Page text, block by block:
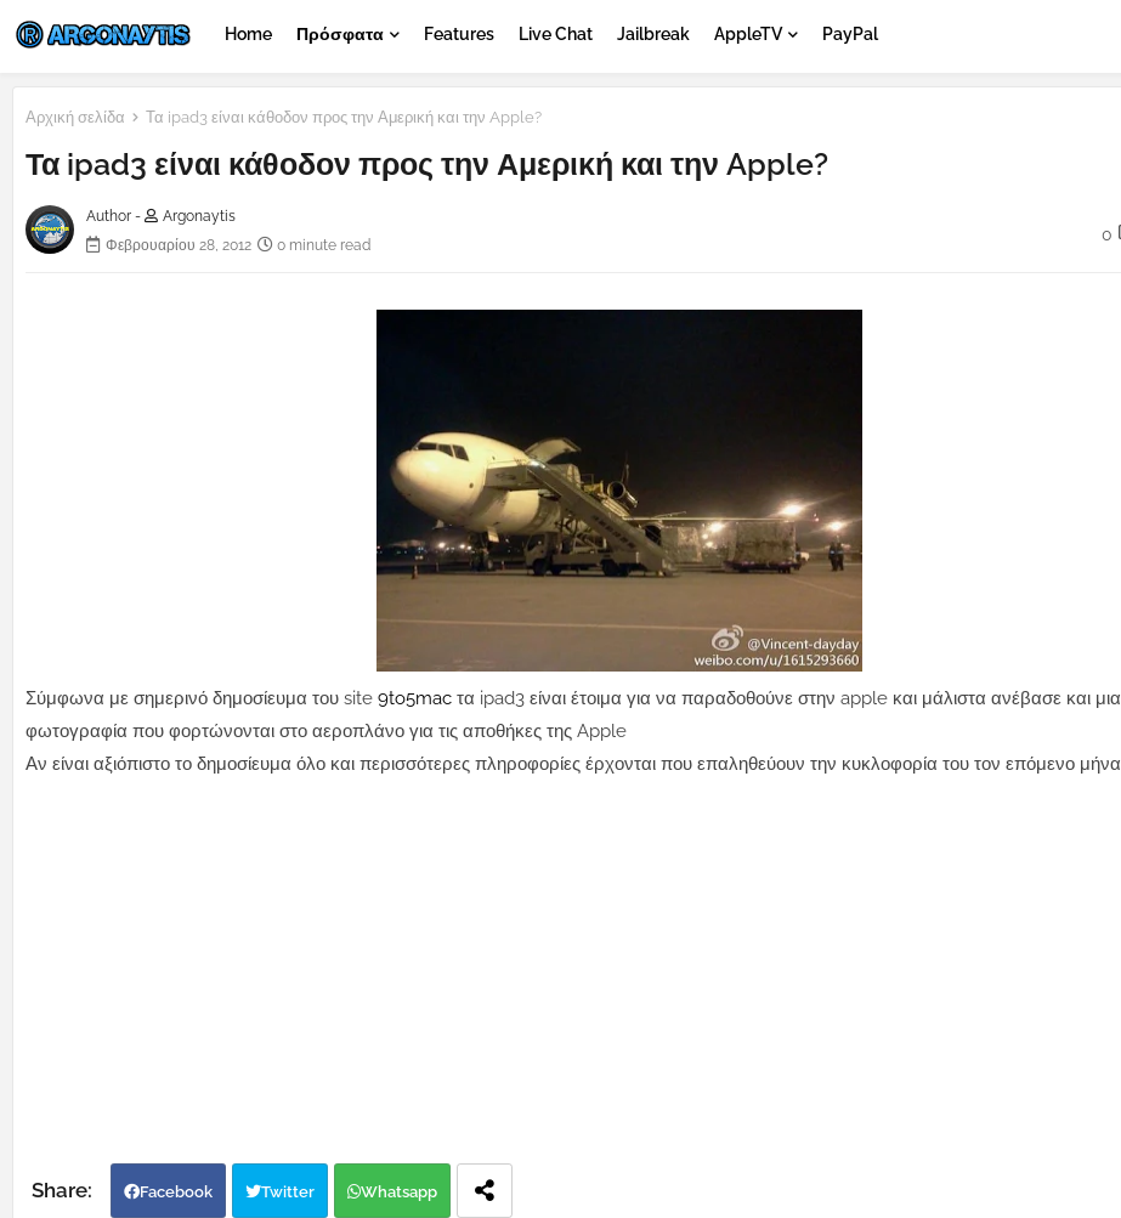
Home Πρόσφατα Features Live Chat Jailbreak AppleTV PayPal
Αρχική σελίδα Τα ipad3 είναι κάθοδον προς την Αμερική και την Apple?
Τα ipad3 είναι κάθοδον προς την Αμερική και την Apple?
Author -
Argonaytis
Φεβρουαρίου 28, 2012
0 minute read
0
Σύμφωνα με σημερινό δημοσίευμα του site 9to5mac τα ipad3 είναι έτοιμα για να παραδοθούνε στην apple και μάλιστα ανέβασε και μια
φωτογραφία που φορτώνονται στο αεροπλάνο για τις αποθήκες της Apple
Αν είναι αξιόπιστο το δημοσίευμα όλο και περισσότερες πληροφορίες έρχονται που επαληθεύουν την κυκλοφορία του τον επόμενο μήνα
Facebook Twitter Whatsapp